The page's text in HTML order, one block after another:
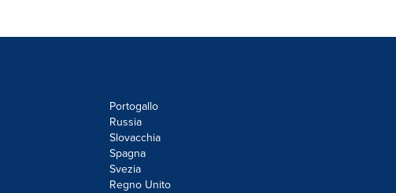
Portogallo
Russia
Slovacchia
Spagna
Svezia
Regno Unito